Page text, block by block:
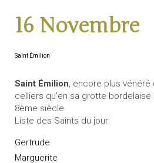
16 Novembre
Saint Émilion
Saint Émilion, encore plus vénéré
celliers qu'en sa grotte bordelaise
8ème siècle.
Liste des Saints du jour:
Gertrude
Marguerite